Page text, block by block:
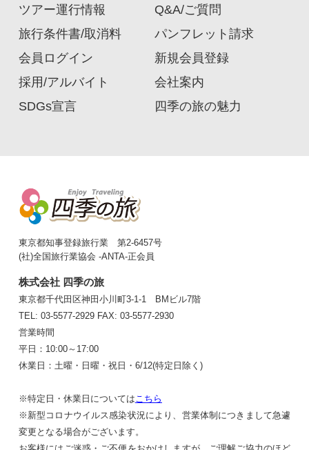
か？神社を参拝し、神玉という玉を頂き、全ての
玉を集めて大願成就を祈るというものです。玉を
集めることから、まるで漫画『ドラゴンボール』
のようだと話題になり、テレビや新聞でも取り上
2026年2月15日配信
冬の間は雪のためお休みしていた御岩神社の奥宮
をお参りするツアーが、来月3月から再開しま
作り上げたオリジナルツアーです。以前、御岩神
す。
「日本三大パワースポット」の1つのゼロ磁場分
杭峠に行くツアーが予約開始！冬の間は雪のため
お休みしていましたが、4月からツアーを再開い
いただいたので、今年も・新宿から往復のバスは
全て1人2席・宿泊先は全て1名1室・夕食が付かな
楽にそしてゆったりとお過ごしいただけるような
形で継続していきます。
2026年2月8日配信
アー
昨年の巳年が12年に1度の御縁年だった、宮城県
宮城県出身で企画者の私も、とても嬉しく思って
山神社は、「3年連続お参りすれば一生お金に不
自由しまい」といわれています。昨年ご参加いた
だいた方々は、この3年参りを目指して、2年目
のお参りに行かれてはいかがでしょうか？
2026年の最強開運日はいつ？
起が良い日というのがあります。その中でも、一
ツアー運行情報
Q&A/ご質問
旅行条件書/取消料
パンフレット請求
会員ログイン
新規会員登録
採用/アルバイト
会社案内
SDGs宣言
四季の旅の魅力
東京都知事登録旅行業 第2-6457号
(社)全国旅行業協会 -ANTA-正会員
株式会社 四季の旅
東京都千代田区神田小川町3-1-1 BMビル7階
TEL: 03-5577-2929FAX: 03-5577-2930
営業時間
平日：10:00～17:00
休業日：土曜・日曜・祝日・6/12(特定日除く)
※特定日・休業日についてはこちら
※新型コロナウイルス感染状況により、営業体制につきまして急遽
変更となる場合がございます。